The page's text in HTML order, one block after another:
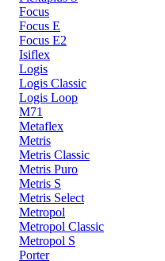
Focus
Focus E
Focus E2
Isiflex
Logis
Logis Classic
Logis Loop
M71
Metaflex
Metris
Metris Classic
Metris Puro
Metris S
Metris Select
Metropol
Metropol Classic
Metropol S
Porter